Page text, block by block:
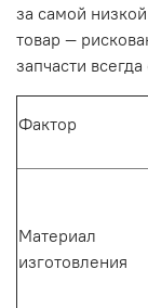
за самой низкой
товар —
запчасти
Фактор
Материал
изготовления